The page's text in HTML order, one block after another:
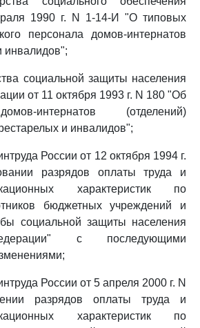
1990 г. N 1-14-И "О типовых
персонала домов-интернатов
инвалидов";
социальной защиты населения
от 11 октября 1993 г. N 180 "Об
интернатов (отделений)
и инвалидов";
России от 12 октября 1994 г.
разрядов оплаты труда и
характеристик по
бюджетных учреждений и
социальной защиты населения
с последующими
России от 5 апреля 2000 г. N
разрядов оплаты труда и
характеристик по